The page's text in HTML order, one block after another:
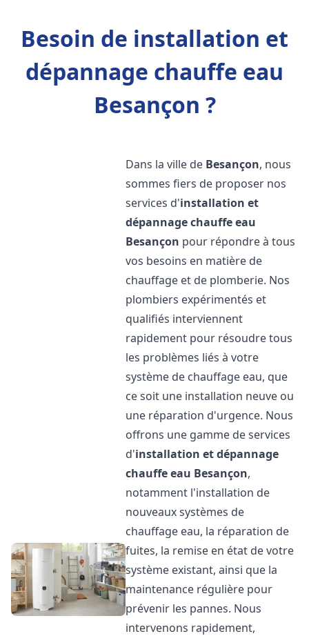
Besoin de installation et
dépannage chauffe eau
Besançon ?
Dans la ville de Besançon, nous
sommes fiers de proposer nos
services d'installation et
dépannage chauffe eau
Besançon pour répondre à tous
vos besoins en matière de
chauffage et de plomberie. Nos
plombiers expérimentés et
qualifiés interviennent
rapidement pour résoudre tous
les problèmes liés à votre
système de chauffage eau, que
ce soit une installation neuve ou
une réparation d'urgence. Nous
offrons une gamme de services
d'installation et dépannage
chauffe eau Besançon,
notamment l'installation de
nouveaux systèmes de
chauffage eau, la réparation de
fuites, la remise en état de votre
système existant, ainsi que la
maintenance régulière pour
prévenir les pannes. Nous
intervenons rapidement,